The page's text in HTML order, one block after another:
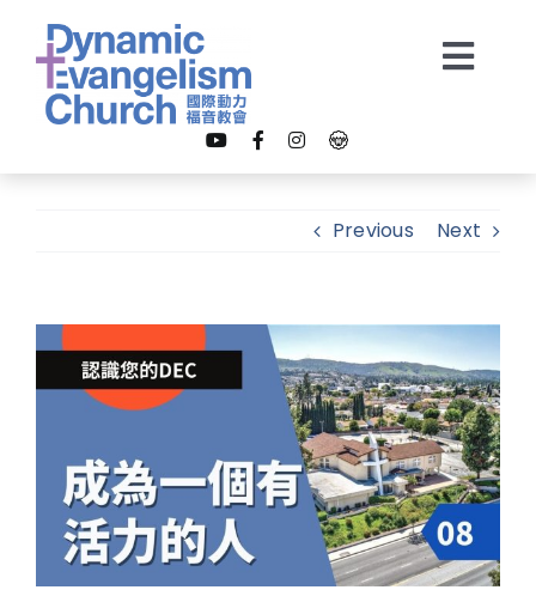
content
教會事工
線上報名
Previous Next
View
Larger
Image